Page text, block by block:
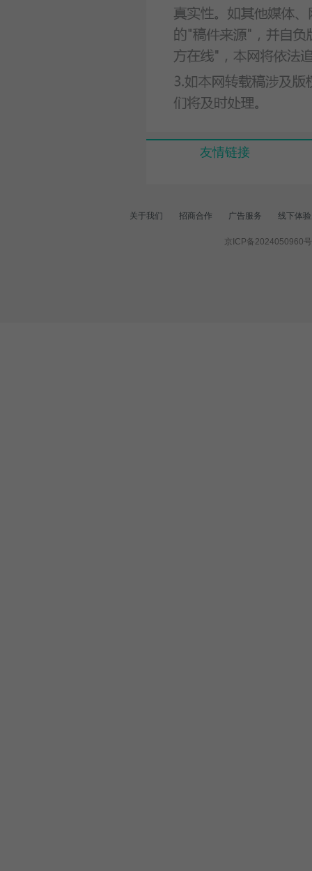
友情链接
关于我们 招商合作 广告服务 线下体
京ICP备2024050960